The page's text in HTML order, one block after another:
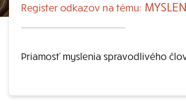
Register odkazov na tému:
Priamosť myslenia spravodlivého